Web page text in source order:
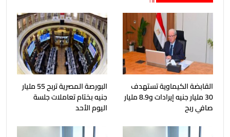
القابضة الكيماوية تستهدف
30 مليار جنيه إيرادات و8.9 مليار
صافي ربح
البورصة المصرية تربح 55 مليار
جنيه بختام تعاملات جلسة
اليوم الأحد